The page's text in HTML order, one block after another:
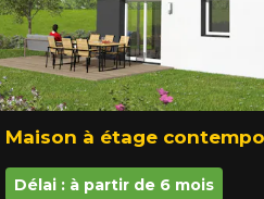
Maison à étage
Délai : à partir de 6 mois